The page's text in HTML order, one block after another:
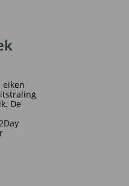
eiken
De